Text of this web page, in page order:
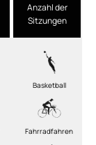
Anzahl der
Sitzungen
Basketball
Fahrradfahren